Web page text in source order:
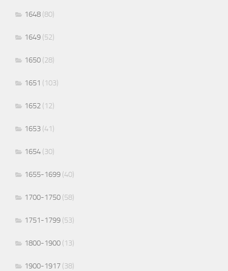
1648 (80)
1649 (52)
1650 (28)
1651 (103)
1652 (12)
1653 (41)
1654 (30)
1655-1699 (40)
1700-1750 (58)
1751-1799 (53)
1800-1900 (13)
1900-1917 (38)